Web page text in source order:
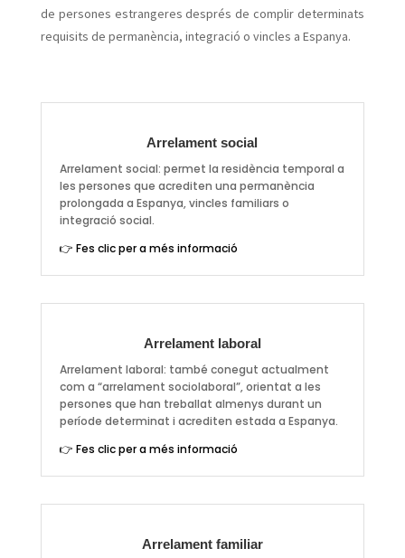
de persones estrangeres després de complir determinats
requisits de permanència, integració o vincles a Espanya.
Arrelament social
Arrelament social: permet la residència temporal a
les persones que acrediten una permanència
prolongada a Espanya, vincles familiars o
integració social.
👉 Fes clic per a més informació
Arrelament laboral
Arrelament laboral: també conegut actualment
com a “arrelament sociolaboral”, orientat a les
persones que han treballat almenys durant un
període determinat i acrediten estada a Espanya.
👉 Fes clic per a més informació
Arrelament familiar